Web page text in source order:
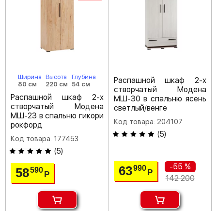
Ширина
80 см
Высота
220 см
Глубина
54 см
Распашной шкаф 2-х
створчатый Модена
МШ-23 в спальню гикори
рокфорд
Код товара: 177453
(5)
58590Р
Распашной шкаф 2-х
створчатый Модена
МШ-30 в спальню ясень
светлый/венге
Код товара: 204107
(5)
63990 Р
-55 %
142 200